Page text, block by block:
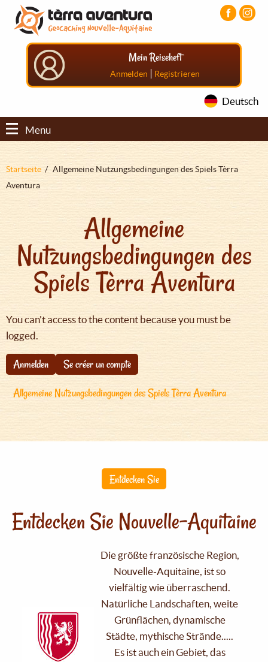
Direkt
zum
Inhalt
Aller
menu
principal
Aller
pied
Mein Reiseheft
Anmelden | Registrieren
Deutsch
Menu
Pfadnavigation
Startseite
Allgemeine Nutzungsbedingungen des Spiels Tèrra
Aventura
Allgemeine
Nutzungsbedingungen des
Spiels Tèrra Aventura
You can't access to the content because you must be
logged.
Anmelden
Se créer un compte
Allgemeine Nutzungsbedingungen des Spiels Tèrra Aventura
Entdecken Sie
Entdecken Sie Nouvelle-Aquitaine
Die größte französische Region,
Nouvelle-Aquitaine, ist so
vielfältig wie überraschend.
Natürliche Landschaften, weite
Grünflächen, dynamische
Städte, mythische Strände.....
Es ist auch ein Gebiet, das